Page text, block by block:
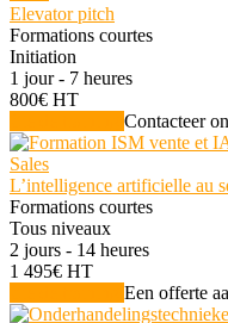
Elevator pitch
Formations courtes
Initiation
1 jour - 7 heures
800€ HT
Contacteer
Sales
L’intelligence artificielle au
Formations courtes
Tous niveaux
2 jours - 14 heures
1 495€ HT
Een offerte